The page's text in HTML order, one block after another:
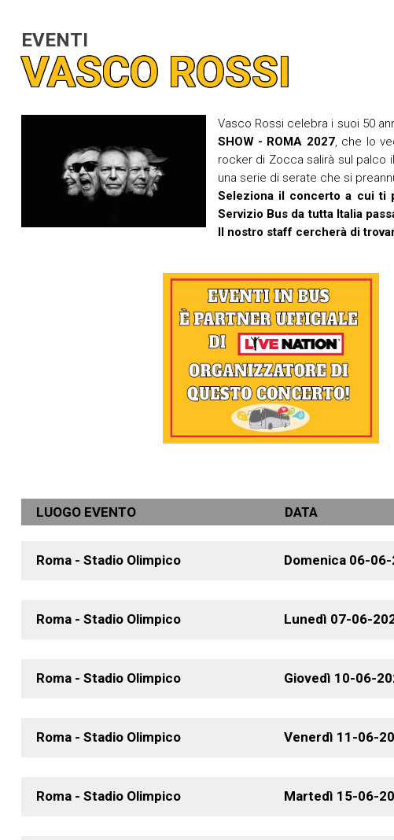
EVENTI
VASCO ROSSI
Vasco Rossi celebra i suoi 50
SHOW - ROMA 2027, che lo
rocker di Zocca salirà sul palco il
una serie di serate che si
Seleziona il concerto a cui ti
Servizio Bus da tutta Italia
Il nostro staff cercherà di
LUOGO EVENTO DATA
Roma - Stadio Olimpico Domenica 06-
Roma - Stadio Olimpico Lunedì 07-06-
Roma - Stadio Olimpico Giovedì 10-06-
Roma - Stadio Olimpico Venerdì 11-06-
Roma - Stadio Olimpico Martedì 15-06-